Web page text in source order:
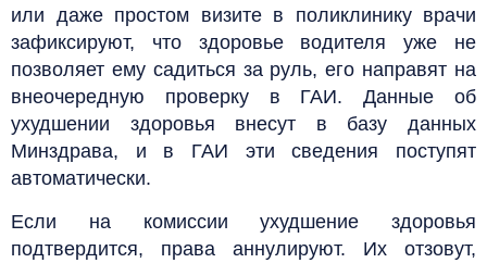
или даже простом визите в поликлинику врачи
зафиксируют, что здоровье водителя уже не
позволяет ему садиться за руль, его направят на
внеочередную проверку в ГАИ. Данные об
ухудшении здоровья внесут в базу данных
Минздрава, и в ГАИ эти сведения поступят
автоматически.
Если на комиссии ухудшение здоровья
подтвердится, права аннулируют. Их отзовут,